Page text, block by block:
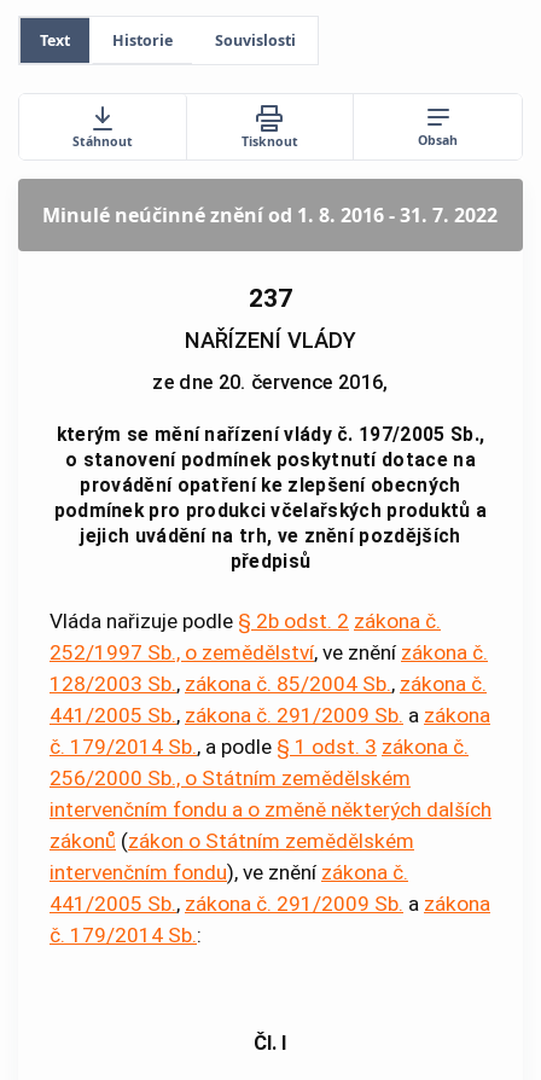
Text Historie Souvislosti
Stáhnout Tisknout Obsah
Minulé neúčinné zněníod 1. 8. 2016 - 31. 7. 2022
237
NAŘÍZENÍ VLÁDY
ze dne 20. července 2016,
kterým se mění nařízení vlády č. 197/2005 Sb.,
o stanovení podmínek poskytnutí dotace na
provádění opatření ke zlepšení obecných
podmínek pro produkci včelařských produktů a
jejich uvádění na trh, ve znění pozdějších
předpisů
Vláda nařizuje podle § 2b odst. 2 zákona č.
252/1997 Sb., o zemědělství, ve znění zákona č.
128/2003 Sb., zákona č. 85/2004 Sb., zákona č.
441/2005 Sb., zákona č. 291/2009 Sb. a zákona
č. 179/2014 Sb., a podle § 1 odst. 3 zákona č.
256/2000 Sb., o Státním zemědělském
intervenčním fondu a o změně některých dalších
zákonů (zákon o Státním zemědělském
intervenčním fondu), ve znění zákona č.
441/2005 Sb., zákona č. 291/2009 Sb. a zákona
č. 179/2014 Sb.:
Čl. I